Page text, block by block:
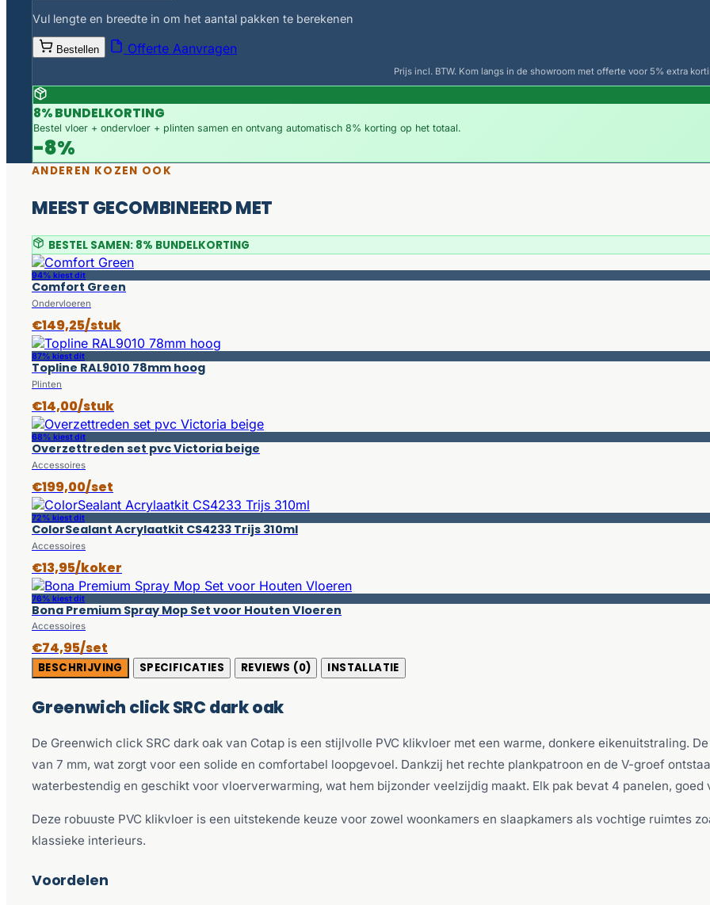
Vul lengte en breedte in om het aantal pakken te berekenen
Bestellen Offerte Aanvragen
Prijs incl. BTW. Kom langs in de showroom met offerte voor 5% extra
8% BUNDELKORTING
Bestel vloer + ondervloer + plinten samen en ontvang automatisch 8% korting op het totaal.
-8%
ANDEREN KOZEN OOK
MEEST GECOMBINEERD MET
BESTEL SAMEN: 8% BUNDELKORTING
94% kiest dit
Comfort Green
Ondervloeren
€149,25/stuk
87% kiest dit
Topline RAL9010 78mm hoog
Plinten
€14,00/stuk
68% kiest dit
Overzettreden set pvc Victoria beige
Accessoires
€199,00/set
72% kiest dit
ColorSealant Acrylaatkit CS4233 Trijs 310ml
Accessoires
€13,95/koker
76% kiest dit
Bona Premium Spray Mop Set voor Houten Vloeren
Accessoires
€74,95/set
BESCHRIJVING SPECIFICATIES REVIEWS (0) INSTALLATIE
Greenwich click SRC dark oak
De Greenwich click SRC dark oak van Cotap is een stijlvolle PVC klikvloer met een warme, donkere eikenuitstraling.
van 7 mm, wat zorgt voor een solide en comfortabel loopgevoel. Dankzij het rechte plankpatroon en de V-groef
waterbestendig en geschikt voor vloerverwarming, wat hem bijzonder veelzijdig maakt. Elk pak bevat 4 panelen, goed
Deze robuuste PVC klikvloer is een uitstekende keuze voor zowel woonkamers en slaapkamers als vochtige ruimtes
klassieke interieurs.
Voordelen